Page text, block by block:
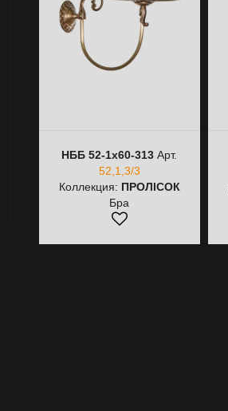
НББ 52-1х60-313 Арт.
52,1,3/3
Коллекция: ПРОЛІСОК
Бра